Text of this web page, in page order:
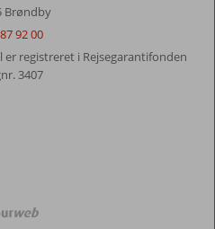
Brøndby
92 00
registreret i Rejsegarantifonden
3407
TourWeb